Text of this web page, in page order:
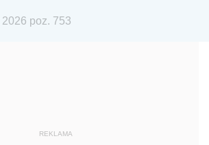
1974
1959
poz. 753
REKLAMA